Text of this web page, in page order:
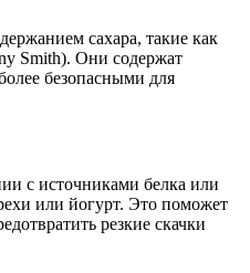
сахара, такие как
Smith). Они содержат
безопасными для
с источниками белка или
или йогурт. Это поможет
резкие скачки